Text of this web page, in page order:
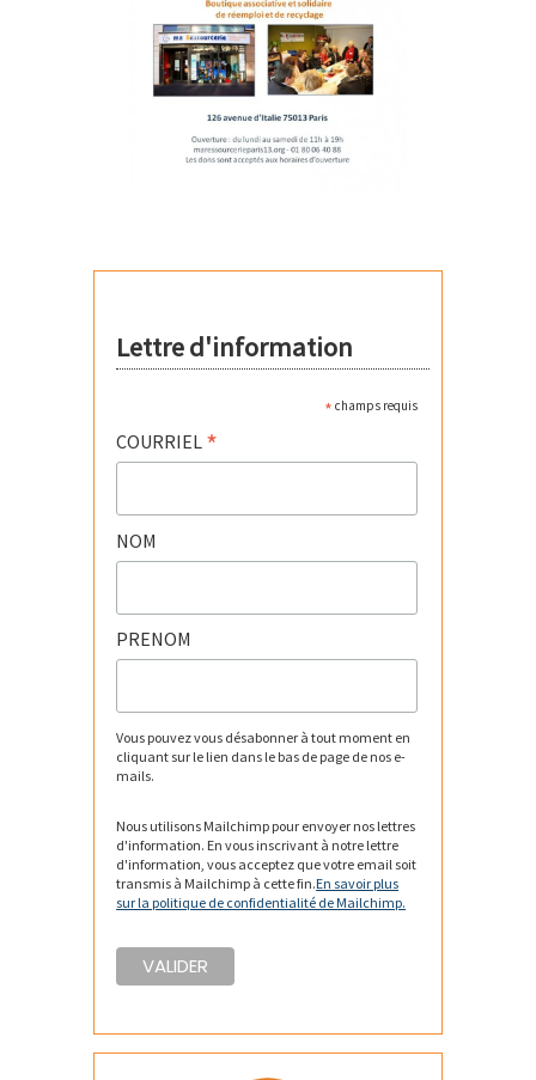
Lettre d'information
* champs requis
COURRIEL *
NOM
PRENOM
Vous pouvez vous désabonner à tout moment en
cliquant sur le lien dans le bas de page de nos e-
mails.
Nous utilisons Mailchimp pour envoyer nos lettres
d'information. En vous inscrivant à notre lettre
d'information, vous acceptez que votre email soit
transmis à Mailchimp à cette fin.En savoir plus
sur la politique de confidentialité de Mailchimp.